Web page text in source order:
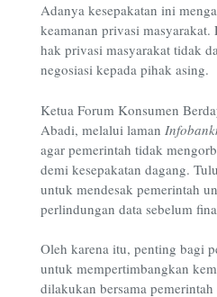
Adanya kesepakatan ini
keamanan privasi
hak privasi masyarakat tidak
negosiasi kepada pihak asing.
Ketua Forum Konsumen
Abadi, melalui laman
agar pemerintah tidak
demi kesepakatan dagang.
untuk mendesak pemerintah
perlindungan data sebelum
Oleh karena itu, penting bagi
untuk mempertimbangkan
dilakukan bersama